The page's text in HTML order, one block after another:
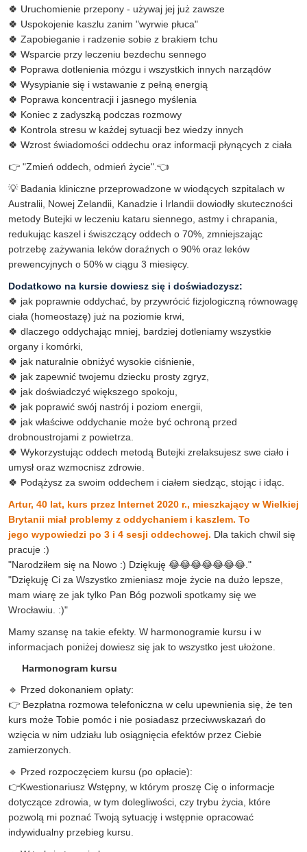
🍀 Uruchomienie przepony - używaj jej już zawsze
🍀 Uspokojenie kaszlu zanim "wyrwie płuca"
🍀 Zapobieganie i radzenie sobie z brakiem tchu
🍀 Wsparcie przy leczeniu bezdechu sennego
🍀 Poprawa dotlenienia mózgu i wszystkich innych narządów
🍀 Wysypianie się i wstawanie z pełną energią
🍀 Poprawa koncentracji i jasnego myślenia
🍀 Koniec z zadyszką podczas rozmowy
🍀 Kontrola stresu w każdej sytuacji bez wiedzy innych
🍀 Wzrost świadomości oddechu oraz informacji płynących z ciała
👉 "Zmień oddech, odmień życie".👈
💡 Badania kliniczne przeprowadzone w wiodących szpitalach w
Australii, Nowej Zelandii, Kanadzie i Irlandii dowiodły skuteczności
metody Butejki w leczeniu kataru siennego, astmy i chrapania,
redukując kaszel i świszczący oddech o 70%, zmniejszając
potrzebę zażywania leków doraźnych o 90% oraz leków
prewencyjnych o 50% w ciągu 3 miesięcy.
Dodatkowo na kursie dowiesz się i doświadczysz:
🍀 jak poprawnie oddychać, by przywrócić fizjologiczną równowagę
ciała (homeostazę) już na poziomie krwi,
🍀 dlaczego oddychając mniej, bardziej dotleniamy wszystkie
organy i komórki,
🍀 jak naturalnie obniżyć wysokie ciśnienie,
🍀 jak zapewnić twojemu dziecku prosty zgryz,
🍀 jak doświadczyć większego spokoju,
🍀 jak poprawić swój nastrój i poziom energii,
🍀 jak właściwe oddychanie może być ochroną przed
drobnoustrojami z powietrza.
🍀 Wykorzystując oddech metodą Butejki zrelaksujesz swe ciało i
umysł oraz wzmocnisz zdrowie.
🍀 Podążysz za swoim oddechem i ciałem siedząc, stojąc i idąc.
Artur, 40 lat, kurs przez Internet 2020 r., mieszkający w Wielkiej
Brytanii miał problemy z oddychaniem i kaszlem. To
jego wypowiedzi po 3 i 4 sesji oddechowej. Dla takich chwil się
pracuje :)
"Narodziłem się na Nowo :) Dziękuję 😂😂😂😂😂😂😂."
"Dziękuję Ci za Wszystko zmieniasz moje życie na dużo lepsze,
mam wiarę ze jak tylko Pan Bóg pozwoli spotkamy się we
Wrocławiu. :)"
Mamy szansę na takie efekty. W harmonogramie kursu i w
informacjach poniżej dowiesz się jak to wszystko jest ułożone.
Harmonogram kursu
🔹 Przed dokonaniem opłaty:
👉 Bezpłatna rozmowa telefoniczna w celu upewnienia się, że ten
kurs może Tobie pomóc i nie posiadasz przeciwwskazań do
wzięcia w nim udziału lub osiągnięcia efektów przez Ciebie
zamierzonych.
🔹 Przed rozpoczęciem kursu (po opłacie):
👉Kwestionariusz Wstępny, w którym proszę Cię o informacje
dotyczące zdrowia, w tym dolegliwości, czy trybu życia, które
pozwolą mi poznać Twoją sytuację i wstępnie opracować
indywidualny przebieg kursu.